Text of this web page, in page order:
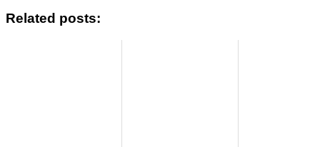
Related posts: